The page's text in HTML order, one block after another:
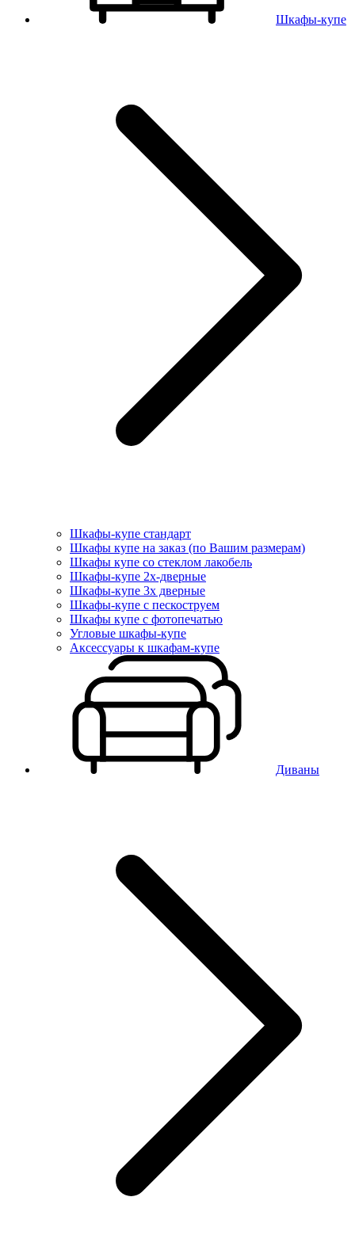
Шкафы-купе
Шкафы-купе стандарт
Шкафы купе на заказ (по Вашим размерам)
Шкафы купе со стеклом лакобель
Шкафы-купе 2х-дверные
Шкафы-купе 3х дверные
Шкафы-купе с пескоструем
Шкафы купе с фотопечатью
Угловые шкафы-купе
Аксессуары к шкафам-купе
Диваны